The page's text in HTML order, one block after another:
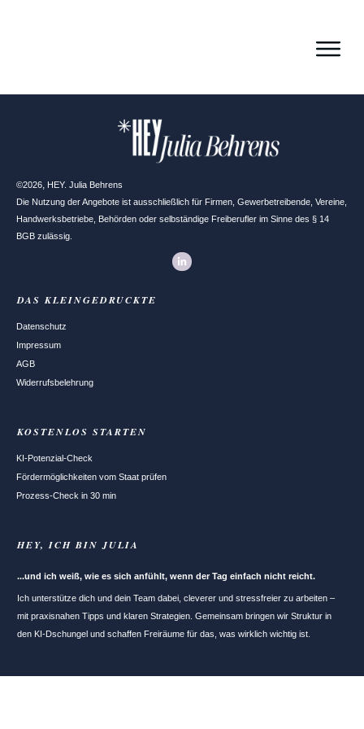
©2026 HEY. Julia Behrens
Die Nutzung der Angebote ist ausschließlich für Firmen, Gewerbetreibende, Vereine,
Handwerksbetriebe, Behörden oder selbständige Freiberufler im Sinne des § 14
BGB zulässig.
DAS KLEINGEDRUCKTE
Datenschutz
Impressum
AGB
Widerrufsbelehrung
KOSTENLOS STARTEN
KI-Potenzial-Check
Fördermöglichkeiten vom Staat prüfen
Prozess-Check in 30 min
HEY, ICH BIN JULIA
...und ich weiß, wie es sich anfühlt, wenn der Tag einfach nicht reicht.
Ich unterstütze dich und dein Team dabei, cleverer und stressfreier zu arbeiten –
mit praxisnahen Tipps und klaren Strategien. Gemeinsam bringen wir Struktur in
den KI-Dschungel und schaffen Freiräume für das, was wirklich wichtig ist.